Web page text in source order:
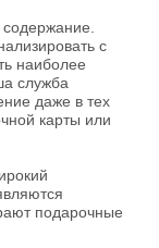
с
наиболее
служба
даже в тех
карты или
подарочные